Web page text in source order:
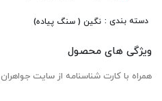
دسته بندی : نگین ( سنگ پیاده)
ویژگی های محصول
همراه با کارت شناسنامه از سایت جواهران